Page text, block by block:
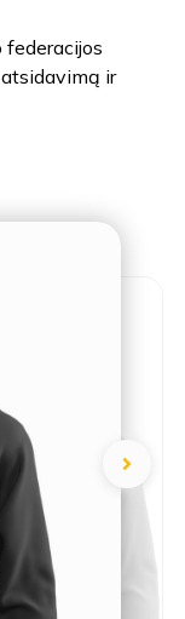
ir